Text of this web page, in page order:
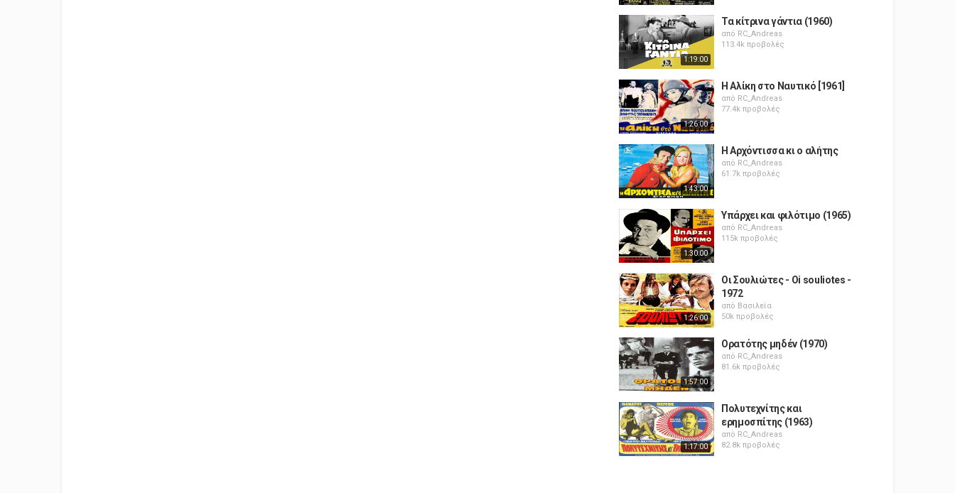
1:19:00
Τα κίτρινα γάντια (1960)
από RC_Andreas
113.4k προβολές
1:26:00
Η Αλίκη στο Ναυτικό [1961]
από RC_Andreas
77.4k προβολές
1:43:00
Η Αρχόντισσα κι ο αλήτης
από RC_Andreas
61.7k προβολές
1:30:00
Υπάρχει και φιλότιμο (1965)
από RC_Andreas
115k προβολές
1:26:00
Οι Σουλιώτες - Oi souliotes -
1972
από Βασιλεία
50k προβολές
1:57:00
Ορατότης μηδέν (1970)
από RC_Andreas
81.6k προβολές
1:17:00
Πολυτεχνίτης και
ερημοσπίτης (1963)
από RC_Andreas
82.8k προβολές